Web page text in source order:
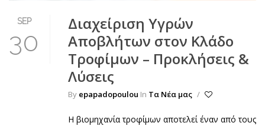
SEP
30
Διαχείριση Υγρών
Αποβλήτων στον Κλάδο
Τροφίμων – Προκλήσεις &
Λύσεις
By epapadopoulou In Τα Νέα μας /
Η βιομηχανία τροφίμων αποτελεί έναν από τους